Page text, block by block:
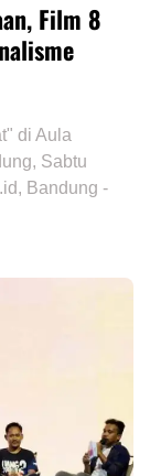
Film 8
di Aula
Sabtu
Bandung -